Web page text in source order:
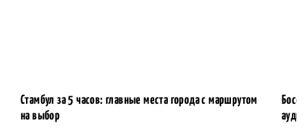
Стамбул за 5 часов: главные места города с маршрутом
на выбор